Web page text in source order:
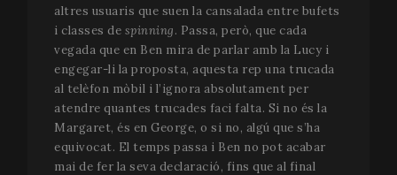
altres usuaris que suen la cansalada entre bufets
i classes de spinning. Passa, però, que cada
vegada que en Ben mira de parlar amb la Lucy i
engegar-li la proposta, aquesta rep una trucada
al telèfon mòbil i l’ignora absolutament per
atendre quantes trucades faci falta. Si no és la
Margaret, és en George, o si no, algú que s’ha
equivocat. El temps passa i Ben no pot acabar
mai de fer la seva declaració, fins que al final